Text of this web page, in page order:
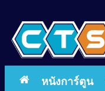
หนังการ์ตูน